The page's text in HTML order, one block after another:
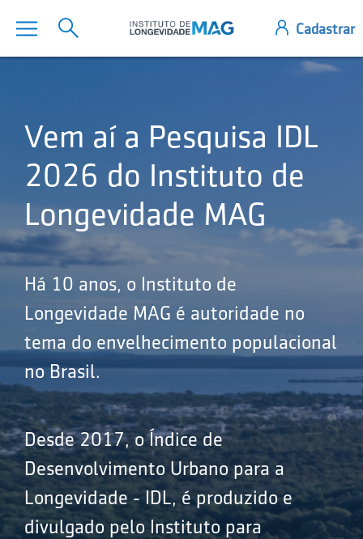
Vem aí a Pesquisa IDL
2026 do Instituto de
Longevidade MAG
Há 10 anos, o Instituto de
Longevidade MAG é autoridade no
tema do envelhecimento populacional
no Brasil.
Desde 2017, o Índice de
Desenvolvimento Urbano para a
Longevidade - IDL, é produzido e
divulgado pelo Instituto para